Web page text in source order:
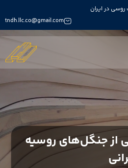
روسی در ایران
tndh.llc.co@gmail.com
از جنگل‌های روسیه